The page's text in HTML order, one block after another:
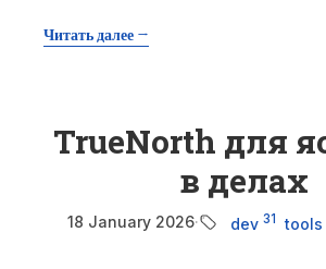
Читать далее →
TrueNorth для
в делах
18 January 2026· dev 31 tools